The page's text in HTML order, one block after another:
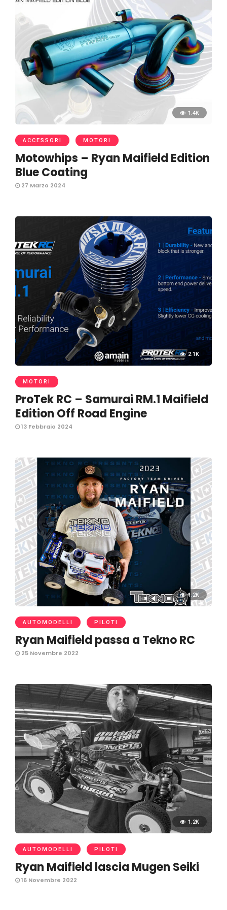
1.4K
ACCESSORI MOTORI
Motowhips – Ryan Maifield Edition
Blue Coating
27 Marzo 2024
2.1K
MOTORI
ProTek RC – Samurai RM.1 Maifield
Edition Off Road Engine
13 Febbraio 2024
1.2K
AUTOMODELLI PILOTI
Ryan Maifield passa a Tekno RC
25 Novembre 2022
1.2K
AUTOMODELLI PILOTI
Ryan Maifield lascia Mugen Seiki
16 Novembre 2022